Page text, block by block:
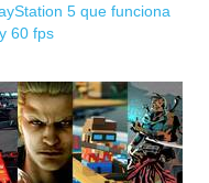
5 que funciona
60 fps